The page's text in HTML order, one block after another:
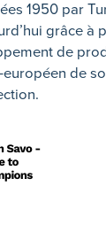
1950 par
grâce à
de
de